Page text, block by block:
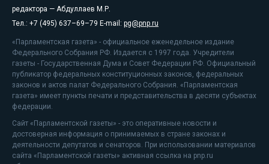
редактора — Абдуллаев М.Р.
Тел.: +7 (495) 637–69–79 E-mail: pg@pnp.ru
«Парламентская газета» - официальное еженедельное издание
Федерального Собрания РФ. Издается с 1997 года. Учредители
газеты - Государственная Дума и Совет Федерации РФ. Официальный
публикатор федеральных конституционных законов, федеральных
законов и актов палат Федерального Собрания. «Парламентская
газета» имеет пункты печати и представительства в десяти субъектах
федерации.
Сайт «Парламентской газеты» - это оперативные новости и
достоверная информация о принимаемых в стране законах и
деятельности депутатов и сенаторов. При использовании материалов
сайта «Парламентской газеты» активная ссылка на pnp.ru